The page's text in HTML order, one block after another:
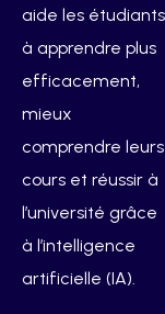
aide les étudiants
à apprendre plus
efficacement,
mieux
comprendre leurs
cours et réussir à
l’université grâce
à l’intelligence
artificielle (IA).